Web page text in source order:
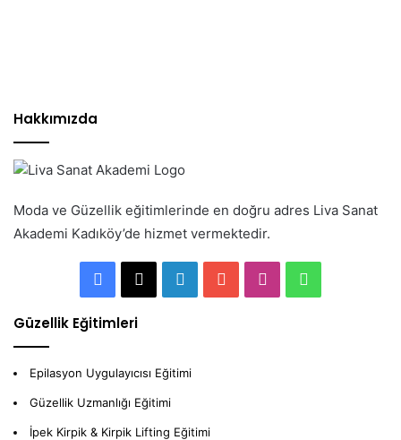
Hakkımızda
Moda ve Güzellik eğitimlerinde en doğru adres Liva Sanat
Akademi Kadıköy’de hizmet vermektedir.
Facebook
X LinkedInYouTubeInstagram
Güzellik Eğitimleri
Epilasyon Uygulayıcısı Eğitimi
Güzellik Uzmanlığı Eğitimi
İpek Kirpik & Kirpik Lifting Eğitimi